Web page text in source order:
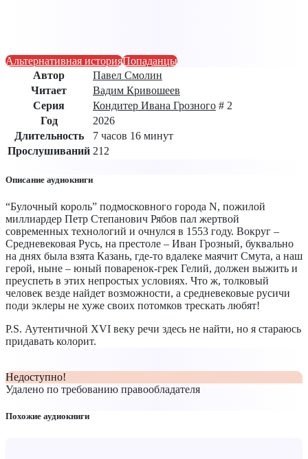
Альтернативная историяПопаданцы
Автор
Павел Смолин
Читает
Вадим Кривошеев
Серия
Кондитер Ивана Грозного # 2
Год
2026
Длительность
7 часов 16 минут
Прослушиваний 212
Описание аудиокниги
“Булочный король” подмосковного города N, пожилой
миллиардер Петр Степанович Рябов пал жертвой
современных технологий и очнулся в 1553 году. Вокруг –
Средневековая Русь, на престоле – Иван Грозный, буквально
на днях была взята Казань, где-то вдалеке маячит Смута, а наш
герой, ныне – юный поваренок-грек Гелий, должен выжить и
преуспеть в этих непростых условиях. Что ж, толковый
человек везде найдет возможности, а средневековые русичи
поди эклеры не хуже своих потомков трескать любят!
P.S. Аутентичной XVI веку речи здесь не найти, но я стараюсь
придавать колорит.
Недоступно!
Удалено по требованию правообладателя
Похожие аудиокниги